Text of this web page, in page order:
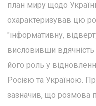
план миру щодо
охарактеризував цю
"інформативну,
висловивши
його роль у
Росією та Україною.
зазначив, що розмова